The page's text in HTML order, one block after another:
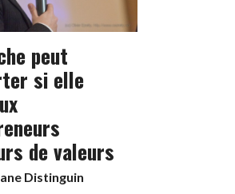
peut
si elle
de valeurs
Distinguin